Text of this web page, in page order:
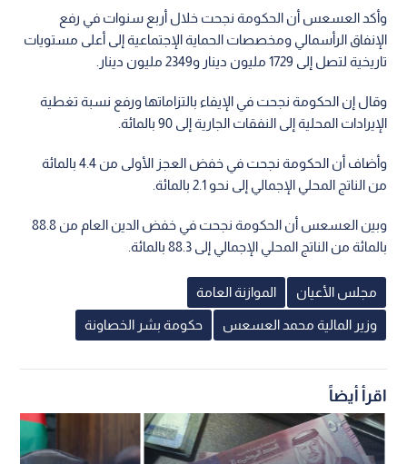
وأكد العسعس أن الحكومة نجحت خلال أربع سنوات في رفع
الإنفاق الرأسمالي ومخصصات الحماية الإجتماعية إلى أعلى مستويات
تاريخية لتصل إلى 1729 مليون دينار و2349 مليون دينار.
وقال إن الحكومة نجحت في الإيفاء بالتزاماتها ورفع نسبة تغطية
الإيرادات المحلية إلى النفقات الجارية إلى 90 بالمائة.
وأضاف أن الحكومة نجحت في خفض العجز الأولى من 4.4 بالمائة
من الناتج المحلي الإجمالي إلى نحو 2.1 بالمائة.
وبين العسعس أن الحكومة نجحت في خفض الدين العام من 88.8
بالمائة من الناتج المحلي الإجمالي إلى 88.3 بالمائة.
مجلس الأعيان الموازنة العامة
وزير المالية محمد العسعس حكومة بشر الخصاونة
اقرأ أيضاً